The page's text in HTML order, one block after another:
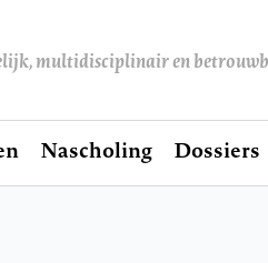
multidisciplinair en
Nascholing Dossiers